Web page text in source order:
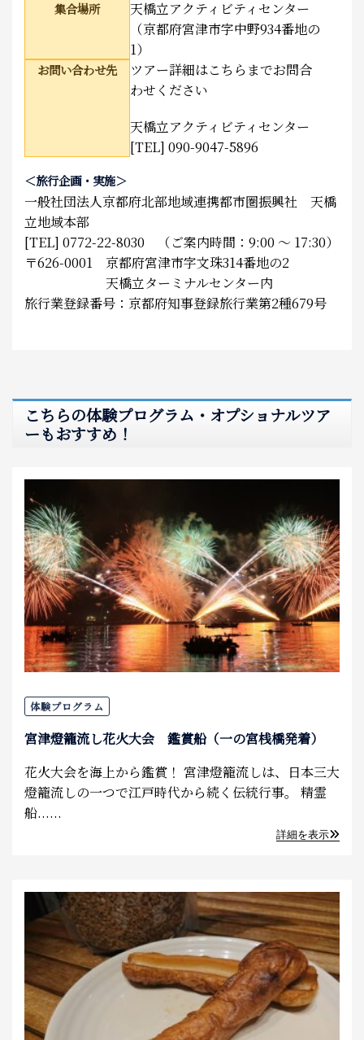
集合場所
天橋立アクティビティセンター
（京都府宮津市字中野934番地の
1）
お問い合わせ先
ツアー詳細はこちらまでお問合
わせください
天橋立アクティビティセンター
[TEL] 090-9047-5896
＜旅行企画・実施＞
一般社団法人京都府北部地域連携都市圏振興社 天橋
立地域本部
[TEL] 0772-22-8030 （ご案内時間：9:00 ～ 17:30）
〒626-0001 京都府宮津市字文珠314番地の2
天橋立ターミナルセンター内
旅行業登録番号：京都府知事登録旅行業第2種679号
こちらの体験プログラム・オプショナルツア
ーもおすすめ！
体験プログラム
宮津燈籠流し花火大会 鑑賞船（一の宮桟橋発着）
花火大会を海上から鑑賞！ 宮津燈籠流しは、日本三大
燈籠流しの一つで江戸時代から続く伝統行事。 精霊
船......
詳細を表示